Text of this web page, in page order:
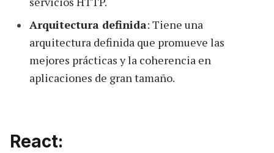
Arquitectura definida: Tiene una
arquitectura definida que promueve las
mejores prácticas y la coherencia en
aplicaciones de gran tamaño.
React: